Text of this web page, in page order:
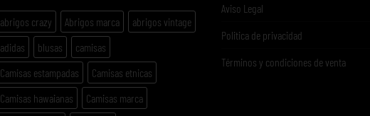
abrigos crazy Abrigos marca
abrigos vintage
adidas
blusas
camisas
Camisas estampadas
Camisas etnicas
Camisas hawaianas
Camisas marca
Aviso Legal
Politica de privacidad
Términos y condiciones de venta